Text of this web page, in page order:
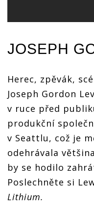
JOSEPH
Herec, zpěvák,
Joseph Gordon
v ruce před
produkční
v Seattlu, což je
odehrávala
by se hodilo
Poslechněte si
Lithium.